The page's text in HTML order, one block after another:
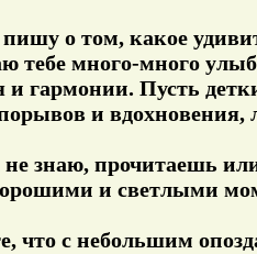
о том, какое
тебе много-много
и гармонии. Пусть
и
знаю, прочитаешь
и светлыми
что с небольшим